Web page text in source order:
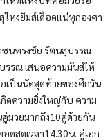
หงยิมส์เดือดแน่ทุกองศา
ชนทรงชัย รัตนสุบรรณ
รรณ เสนอความมันส์ให้
เป็นนัดสุดท้ายของศึกวัน
ดความยิ่งใหญ่กับ ความ
มวยมากถึง10คู่ด้วยกัน
ดสดเวลา14.30น. คู่เอก